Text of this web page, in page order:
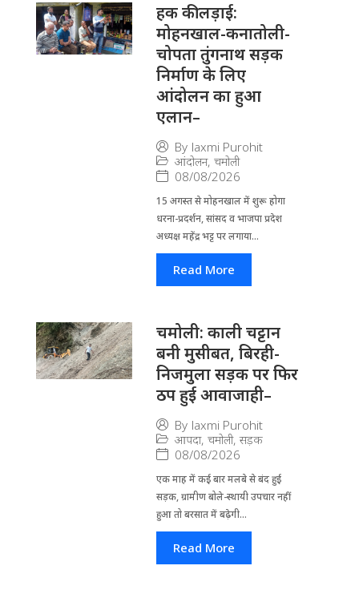
हक की लड़ाई:
मोहनखाल-कनातोली-
चोपता तुंगनाथ सड़क
निर्माण के लिए
आंदोलन का हुआ
एलान–
By laxmi Purohit
आंदोलन, चमोली
08/08/2026
15 अगस्त से मोहनखाल में शुरू होगा
धरना-प्रदर्शन, सांसद व भाजपा प्रदेश
अध्यक्ष महेंद्र भट्ट पर लगाया...
Read More
चमोली: काली चट्टान
बनी मुसीबत, बिरही-
निजमुला सड़क पर फिर
ठप हुई आवाजाही–
By laxmi Purohit
आपदा, चमोली, सड़क
08/08/2026
एक माह में कई बार मलबे से बंद हुई
सड़क, ग्रामीण बोले-स्थायी उपचार नहीं
हुआ तो बरसात में बढ़ेगी...
Read More